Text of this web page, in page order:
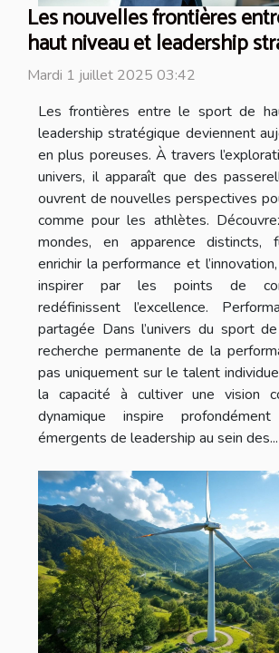
Les nouvelles frontières
haut niveau et leadership
Mardi 1 juillet 2025 03:42
Les frontières entre le sport de
leadership stratégique deviennent
en plus poreuses. À travers
univers, il apparaît que des
ouvrent de nouvelles perspectives
comme pour les athlètes.
mondes, en apparence distincts,
enrichir la performance et
inspirer par les points de
redéfinissent l’excellence.
partagée Dans l’univers du sport
recherche permanente de la
pas uniquement sur le talent
la capacité à cultiver une vision
dynamique inspire
émergents de leadership au sein des...